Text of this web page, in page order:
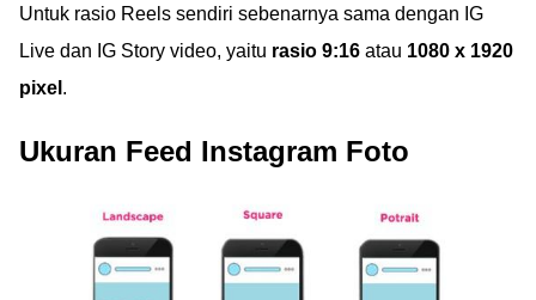
Untuk rasio Reels sendiri sebenarnya sama dengan IG
Live dan IG Story video, yaitu rasio 9:16 atau 1080 x 1920
pixel .
Ukuran Feed Instagram Foto